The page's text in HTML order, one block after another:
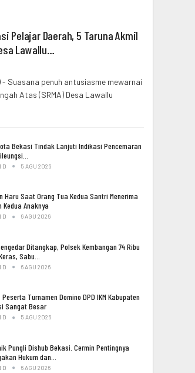
Pelajar Daerah, 5 Taruna Akmil
Lawallu…
- Suasana penuh antusiasme mewarnai
Atas (SRMA) Desa Lawallu
Bekasi Tindak Lanjuti Indikasi Pencemaran
D 5 AGU 2026
Haru Saat Orang Tua Kedua Santri Menerima
Kedua Anaknya
D 6 AGU 2026
Ditangkap, Polsek Kembangan 74 Ribu
Sabu…
D 6 AGU 2026
Peserta Turnamen Domino DPD IKM Kabupaten
Sangat Besar
D 5 AGU 2026
Pungli Dishub Bekasi. Cermin Pentingnya
Hukum dan…
D 6 AGU 2026